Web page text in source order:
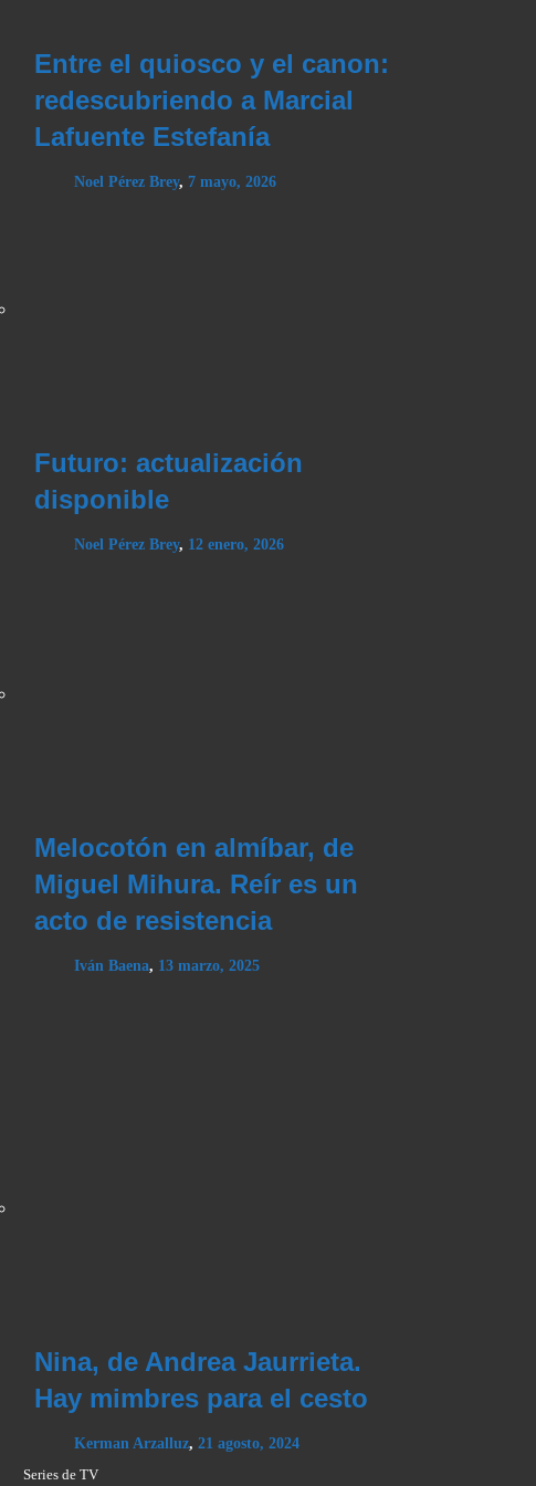
Entre el quiosco y el canon:
redescubriendo a Marcial
Lafuente Estefanía
Noel Pérez Brey, 7 mayo, 2026
Futuro: actualización
disponible
Noel Pérez Brey, 12 enero, 2026
Melocotón en almíbar, de
Miguel Mihura. Reír es un
acto de resistencia
Iván Baena, 13 marzo, 2025
Nina, de Andrea Jaurrieta.
Hay mimbres para el cesto
Kerman Arzalluz, 21 agosto, 2024
Series de TV